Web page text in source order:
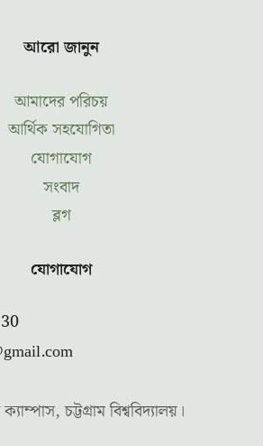
আরো জানুন
আমাদের পরিচয়
আর্থিক সহযোগিতা
যোগাযোগ
সংবাদ
ব্লগ
যোগাযোগ
চট্টগ্রাম বিশ্ববিদ্যালয়।